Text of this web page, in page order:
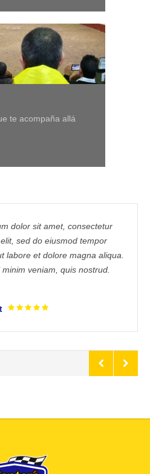
te acompaña allá
aliqua.